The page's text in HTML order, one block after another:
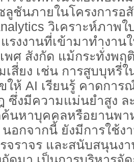
ลูชันภายในโครงการอ
วิเคราะห์ภาพ
รงงานที่เข้ามาทำงา
พศ สังกัด แม้กระทั่งพฤ
เสี่ยง เช่น การสูบบุหรี่
ให้ AI เรียนรู้ คาดการ
ซึ่งมีความแม่นยำสูง ล
ค้นหาบุคคลหรือยานพ
นอกจากนี้ ยังมีการใช้ง
จราจร และสนับสนุนง